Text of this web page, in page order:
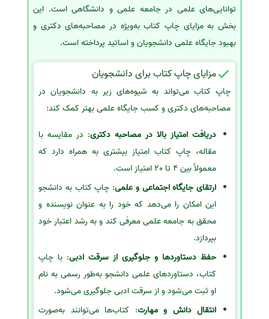
توانایی‌های علمی در جامعه علمی و دانشگاهی است. این
بخش به مزایای چاپ کتاب به‌ویژه در مصاحبه‌های دکتری و
بهبود جایگاه علمی دانشجویان و اساتید پرداخته است.
مزایای چاپ کتاب برای دانشجویان
چاپ کتاب می‌تواند به شیوه‌های زیر به دانشجویان در
مصاحبه‌های دکتری و کسب جایگاه علمی بهتر کمک کند:
دریافت امتیاز بالا در مصاحبه دکتری: در مقایسه با
مقاله، چاپ کتاب امتیاز بیشتری به همراه دارد که
معمولاً بین 4 تا 20 امتیاز است.
ارتقای جایگاه اجتماعی و علمی: چاپ کتاب به دانشجو
این امکان را می‌دهد که خود را به عنوان نویسنده و
محقق به جامعه علمی معرفی کند و به رشد اعتبار خود
بپردازد.
حفظ دستاوردها و جلوگیری از سرقت ادبی: با چاپ
کتاب، دستاوردهای علمی دانشجو به‌طور رسمی به نام
او ثبت می‌شود و از سرقت ادبی جلوگیری می‌شود.
انتقال دانش و مهارت: کتاب‌ها می‌توانند به‌صورت